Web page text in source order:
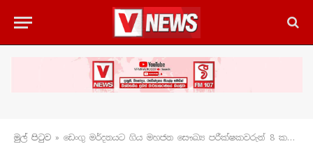
මුල් පිටු​ව » ඩෙංගු මර්දනයට ගිය මහජන සෞඛ්‍ය පරීක්ෂකවරුන් 8 කටත් ඩෙංගු වැළදෙයි